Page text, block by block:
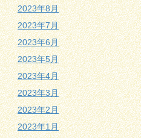
2023年8月
2023年7月
2023年6月
2023年5月
2023年4月
2023年3月
2023年2月
2023年1月